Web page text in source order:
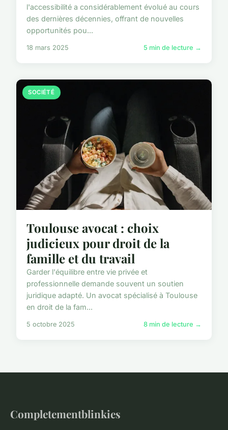
l'accessibilité a considérablement évolué au cours
des dernières décennies, offrant de nouvelles
opportunités pou...
18 mars 2025 5 min de lecture →
SOCIÉTÉ
Toulouse avocat : choix
judicieux pour droit de la
famille et du travail
Garder l'équilibre entre vie privée et
professionnelle demande souvent un soutien
juridique adapté. Un avocat spécialisé à Toulouse
en droit de la fam...
5 octobre 2025 8 min de lecture →
Completementblinkies